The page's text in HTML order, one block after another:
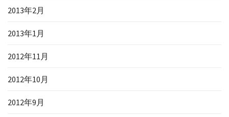
2013年2月
2013年1月
2012年11月
2012年10月
2012年9月